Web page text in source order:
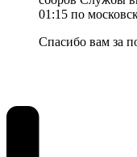
01:15 по
Спасибо вам за